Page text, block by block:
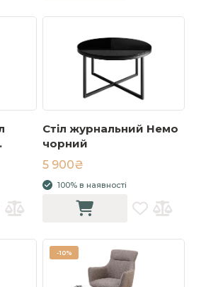
Стіл журнальний Немо
чорний
5 900₴
100% в наявності
-10%